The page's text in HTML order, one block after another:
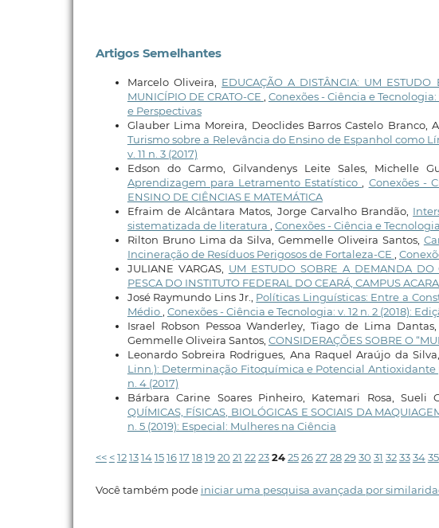
Artigos Semelhantes
Marcelo Oliveira, EDUCAÇÃO A DISTÂNCIA: UM
MUNICÍPIO DE CRATO-CE , Conexões - Ciência e
e Perspectivas
Glauber Lima Moreira, Deoclides Barros Castelo Branco,
Turismo sobre a Relevância do Ensino de Espanhol como
v. 11 n. 3 (2017)
Edson do Carmo, Gilvandenys Leite Sales, Michelle
Aprendizagem para Letramento Estatístico, Conexões -
ENSINO DE CIÊNCIAS E MATEMÁTICA
Efraim de Alcântara Matos, Jorge Carvalho Brandão,
sistematizada de literatura , Conexões - Ciência e
Rilton Bruno Lima da Silva, Gemmelle Oliveira Santos,
Incineração de Resíduos Perigosos de Fortaleza-CE ,
JULIANE VARGAS, UM ESTUDO SOBRE A DEMANDA DO
PESCA DO INSTITUTO FEDERAL DO CEARÁ, CAMPUS
José Raymundo Lins Jr., Políticas Linguísticas: Entre a
Médio, Conexões - Ciência e Tecnologia: v. 12 n. 2 (2018):
Israel Robson Pessoa Wanderley, Tiago de Lima
Gemmelle Oliveira Santos, CONSIDERAÇÕES SOBRE O
Leonardo Sobreira Rodrigues, Ana Raquel Araújo da
Linn.): Determinação Fitoquímica e Potencial Antioxidante
n. 4 (2017)
Bárbara Carine Soares Pinheiro, Katemari Rosa, Sueli
QUÍMICAS, FÍSICAS, BIOLÓGICAS E SOCIAIS DA
n. 5 (2019): Especial: Mulheres na Ciência
<< <121314151617 181920 21 222324252627 282930 31 32333435
Você também pode iniciar uma pesquisa avançada por